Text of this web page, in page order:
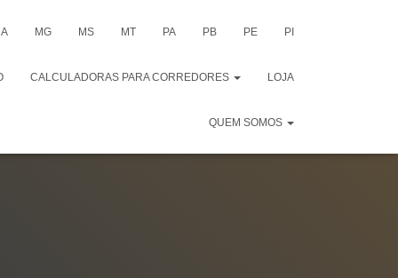
MG MS MT PA PB PE PI
CALCULADORAS PARA CORREDORES LOJA
QUEM SOMOS